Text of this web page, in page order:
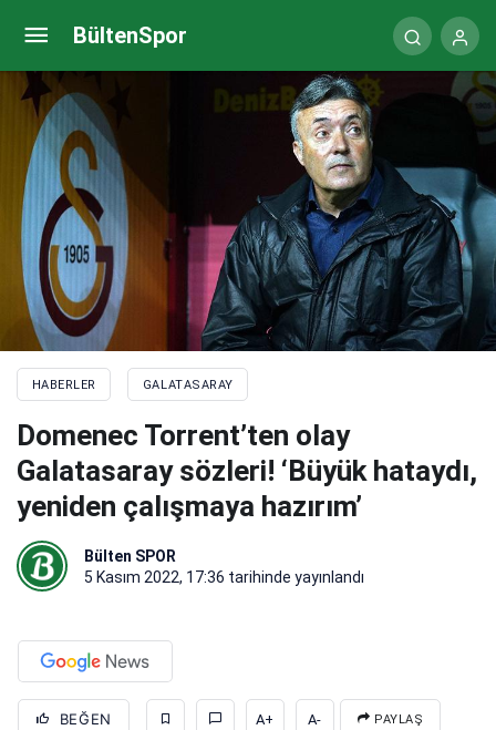
BültenSpor
HABERLER GALATASARAY
Domenec Torrent’ten olay
Galatasaray sözleri! ‘Büyük hataydı,
yeniden çalışmaya hazırım’
Bülten SPOR
5 Kasım 2022, 17:36 tarihinde yayınlandı
BEĞEN A+ A- PAYLAŞ
Galatasaray-Beşiktaş maçı ne zaman? Galatasaray
Beşiktaş maçı saat kaçta, hangi kanalda canlı
yayınlanacak? (11’ler belli oldu))